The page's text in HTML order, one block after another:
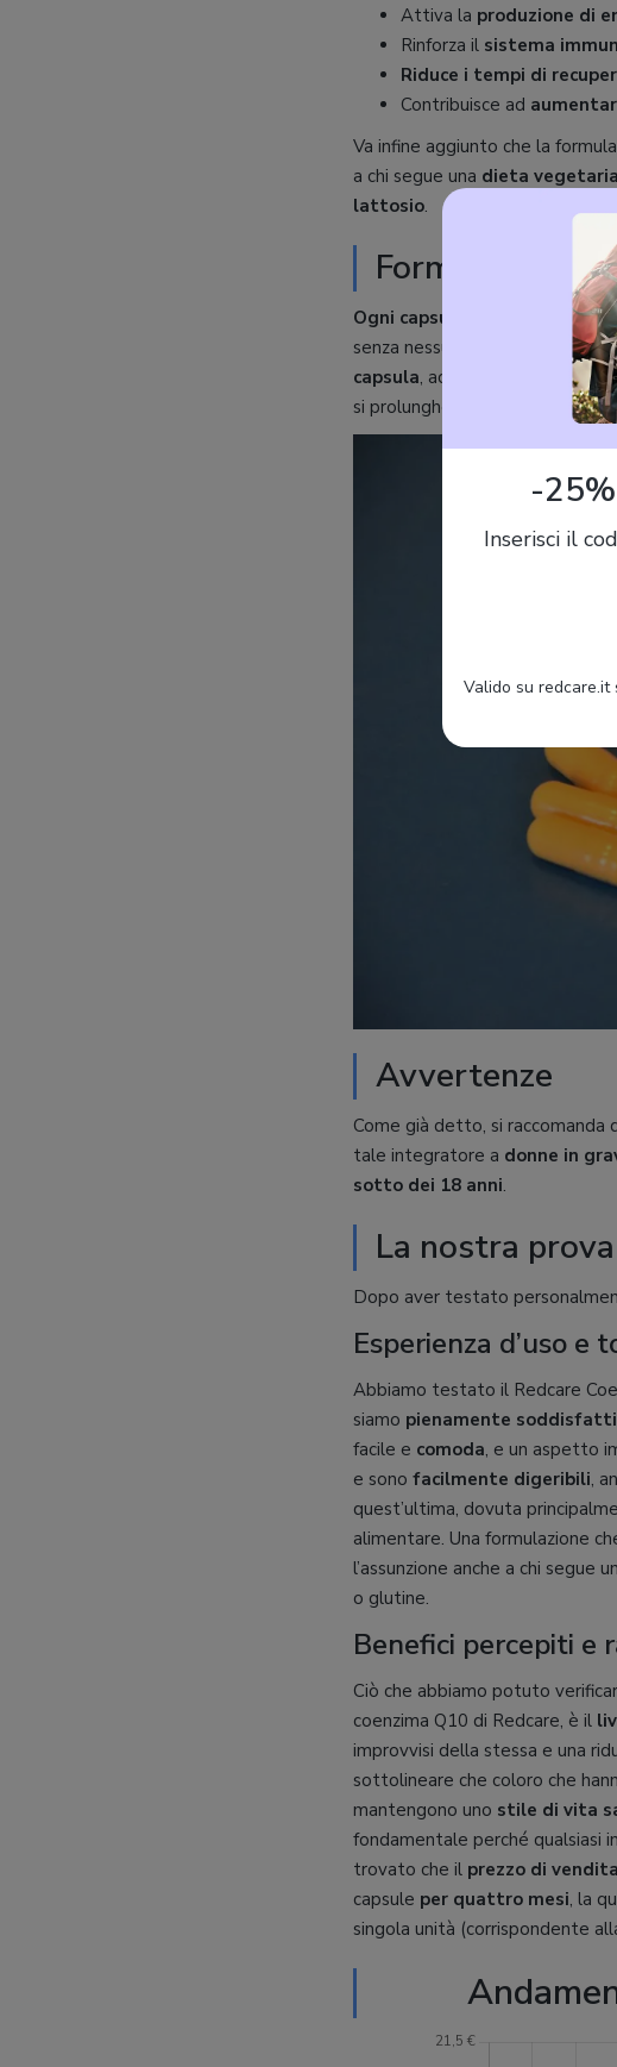
Attiva la produzione di
Rinforza il sistema
Riduce i tempi di
Contribuisce ad
Va infine aggiunto che la
a chi segue una dieta
lattosio.
Formulazione
Ogni capsula dell’integratore
senza nessuna aggiunta di
capsula, accompagnata
si prolungherà la durata del
Avvertenze
Come già detto, si raccomanda
tale integratore a donne in
sotto dei 18 anni.
La nostra prova
Dopo aver testato
Esperienza d’uso e
Abbiamo testato il Redcare
siamo pienamente soddisfatti
facile e comoda, e un aspetto
e sono facilmente digeribili,
quest’ultima, dovuta
alimentare. Una formulazione
l’assunzione anche a chi
o glutine.
Benefici percepiti e
Ciò che abbiamo potuto
coenzima Q10 di Redcare, è il
improvvisi della stessa e una
sottolineare che coloro che
mantengono uno stile di vita
fondamentale perché qualsiasi
trovato che il prezzo di vendita
capsule per quattro mesi, la
singola unità (corrispondente
-
Inserisci il
Valido su redcare.it